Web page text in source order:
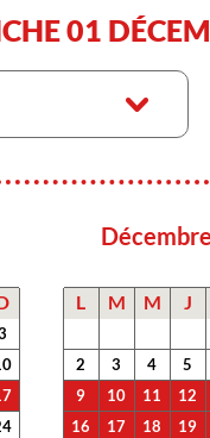
01
L M M J
2
3 4 5
9
10 11 12
16
17 18 19